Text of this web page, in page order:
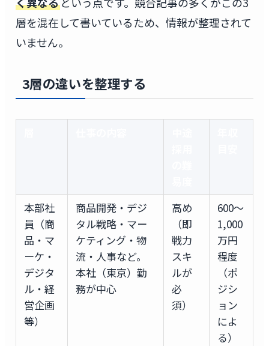
層を混在して書いているため、情報が整理されて
いません。
3層の違いを整理する
本部社
員（商
品・マ
ーケ・
デジタ
ル・経
営企画
等）
商品開発・デジ
タル戦略・マー
ケティング・物
流・人事など。
本社（東京）勤
務が中心
高め
（即
戦力
スキ
ルが
必
須）
600〜
1,000
万円
程度
（ポ
ジシ
ョン
によ
る）